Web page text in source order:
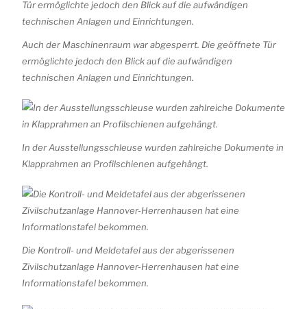
Auch der Maschinenraum war abgesperrt. Die geöffnete Tür
ermöglichte jedoch den Blick auf die aufwändigen
technischen Anlagen und Einrichtungen.
In der Ausstellungsschleuse wurden zahlreiche Dokumente in
Klapprahmen an Profilschienen aufgehängt.
Die Kontroll- und Meldetafel aus der abgerissenen
Zivilschutzanlage Hannover-Herrenhausen hat eine
Informationstafel bekommen.